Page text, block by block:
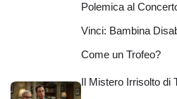
Polemica al
Vinci: Bambina
Come un Trofeo?
Il Mistero Irrisolto di